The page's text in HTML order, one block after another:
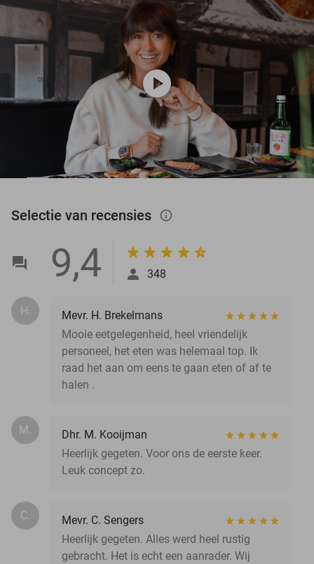
play_circle
Selectie van recensies info_outlined
9,4 348
H.
Mevr. H. Brekelmans
Mooie eetgelegenheid, heel vriendelijk
personeel, het eten was helemaal top. Ik
raad het aan om eens te gaan eten of af te
halen .
M.
Dhr. M. Kooijman
Heerlijk gegeten. Voor ons de eerste keer.
Leuk concept zo.
C.
Mevr. C. Sengers
Heerlijk gegeten. Alles werd heel rustig
gebracht. Het is echt een aanrader. Wij